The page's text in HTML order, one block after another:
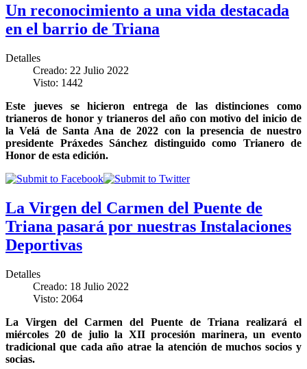
Un reconocimiento a una vida destacada
en el barrio de Triana
Detalles
Creado: 22 Julio 2022
Visto: 1442
Este jueves se hicieron entrega de las distinciones como
trianeros de honor y trianeros del año con motivo del inicio de
la Velá de Santa Ana de 2022 con la presencia de nuestro
presidente Práxedes Sánchez distinguido como Trianero de
Honor de esta edición.
La Virgen del Carmen del Puente de
Triana pasará por nuestras Instalaciones
Deportivas
Detalles
Creado: 18 Julio 2022
Visto: 2064
La Virgen del Carmen del Puente de Triana realizará el
miércoles 20 de julio la XII procesión marinera, un evento
tradicional que cada año atrae la atención de muchos socios y
socias.